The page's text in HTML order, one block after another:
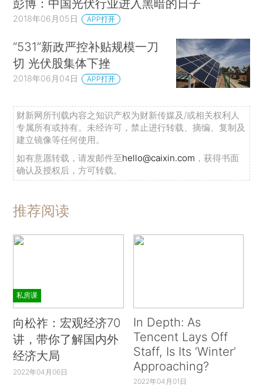
彭博：中国光伏行业进入黑暗的日子
2018年06月05日 APP打开
“531”新政严控补贴规模一刀
切 光伏股集体下挫
2018年06月04日 APP打开
财新网所刊载内容之知识产权为财新传媒及/或相关权利人
专属所有或持有。未经许可，禁止进行转载、摘编、复制及
建立镜像等任何使用。
如有意愿转载，请发邮件至hello@caixin.com ，获得书面
确认及授权后，方可转载。
推荐阅读
私房课
向松祚：宏观经济70
讲，带你了解国内外
经济大局
2022年04月06日
In Depth: As
Tencent Lays Off
Staff, Is Its ‘Winter’
Approaching?
2022年04月01日